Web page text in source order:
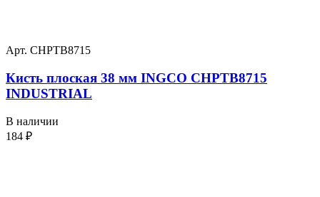
Арт. CHPTB8715
Кисть плоская 38 мм INGCO CHPTB8715
INDUSTRIAL
В наличии
184 ₽